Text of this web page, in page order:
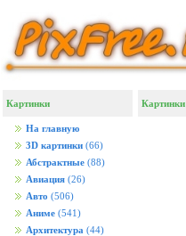
Картинки
На главную
3D картинки (66)
Абстрактные (88)
Авиация (26)
Авто (506)
Аниме (541)
Архитектура (44)
Картинки